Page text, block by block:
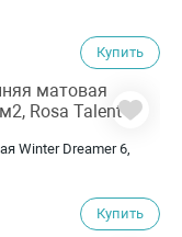
Купить
Winter Dreamer 6,
Купить